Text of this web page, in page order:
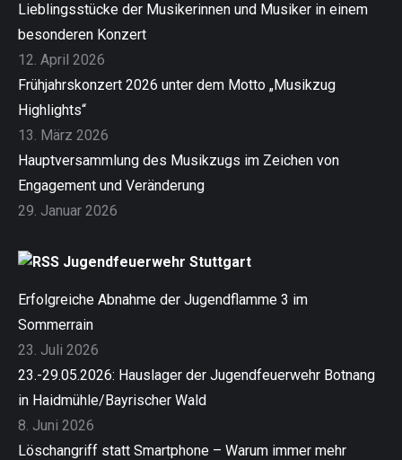
Lieblingsstücke der Musikerinnen und Musiker in einem
besonderen Konzert
12. April 2026
Frühjahrskonzert 2026 unter dem Motto „Musikzug
Highlights“
13. März 2026
Hauptversammlung des Musikzugs im Zeichen von
Engagement und Veränderung
29. Januar 2026
Jugendfeuerwehr Stuttgart
Erfolgreiche Abnahme der Jugendflamme 3 im
Sommerrain
23. Juli 2026
23.-29.05.2026: Hauslager der Jugendfeuerwehr Botnang
in Haidmühle/Bayrischer Wald
8. Juni 2026
Löschangriff statt Smartphone – Warum immer mehr